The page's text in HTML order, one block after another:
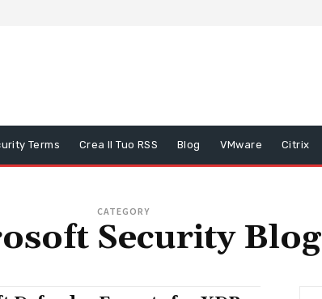
Terms Crea Il Tuo RSS Blog VMware Citrix
CATEGORY
Security Blog